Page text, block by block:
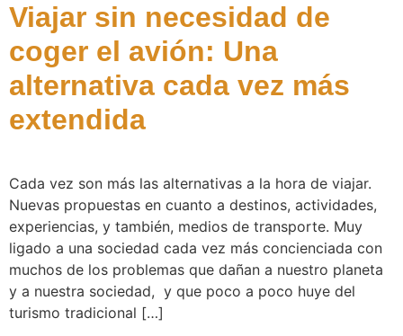
Viajar sin necesidad de
coger el avión: Una
alternativa cada vez más
extendida
Cada vez son más las alternativas a la hora de viajar.
Nuevas propuestas en cuanto a destinos, actividades,
experiencias, y también, medios de transporte. Muy
ligado a una sociedad cada vez más concienciada con
muchos de los problemas que dañan a nuestro planeta
y a nuestra sociedad, y que poco a poco huye del
turismo tradicional […]